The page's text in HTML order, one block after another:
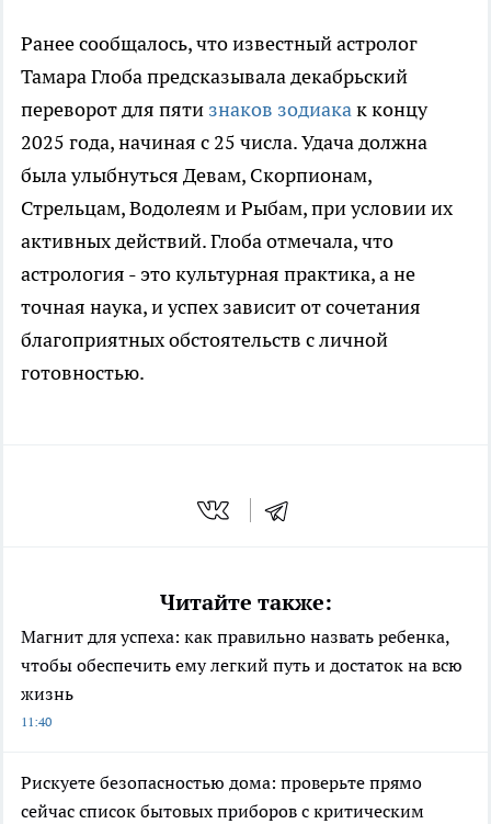
Ранее сообщалось, что известный астролог
Тамара Глоба предсказывала декабрьский
переворот для пяти знаков зодиакак концу
2025 года, начиная с 25 числа. Удача должна
была улыбнуться Девам, Скорпионам,
Стрельцам, Водолеям и Рыбам, при условии их
активных действий. Глоба отмечала, что
астрология - это культурная практика, а не
точная наука, и успех зависит от сочетания
благоприятных обстоятельств с личной
готовностью.
Читайте также:
Магнит для успеха: как правильно назвать ребенка,
чтобы обеспечить ему легкий путь и достаток на всю
жизнь
11:40
Рискуете безопасностью дома: проверьте прямо
сейчас список бытовых приборов с критическим